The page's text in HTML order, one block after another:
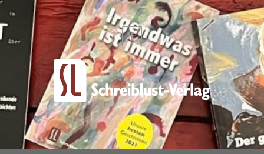
Zum Hauptinhalt springen